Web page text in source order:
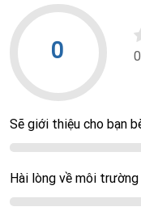
0
Sẽ giới thiệu cho bạn
Hài lòng về môi